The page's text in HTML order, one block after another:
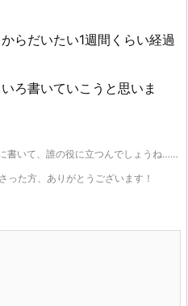
らだいたい1週間くらい経過
ろ書いていこうと思いま
書いて、誰の役に立つんでしょうね……
った方、ありがとうございます！